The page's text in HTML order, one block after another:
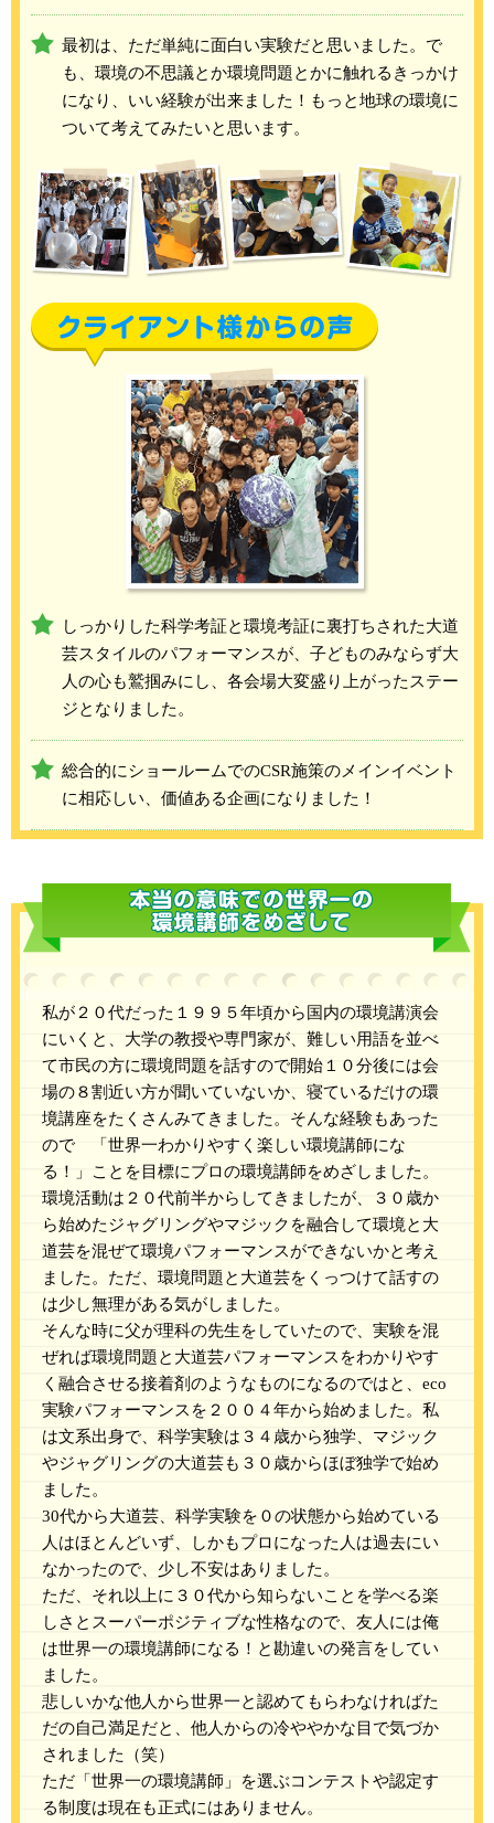
最初は、ただ単純に面白い実験だと思いました。で
も、環境の不思議とか環境問題とかに触れるきっかけ
になり、いい経験が出来ました！もっと地球の環境に
ついて考えてみたいと思います。
しっかりした科学考証と環境考証に裏打ちされた大道
芸スタイルのパフォーマンスが、子どものみならず大
人の心も鷲掴みにし、各会場大変盛り上がったステー
ジとなりました。
総合的にショールームでのCSR施策のメインイベント
に相応しい、価値ある企画になりました！
私が２０代だった１９９５年頃から国内の環境講演会
にいくと、大学の教授や専門家が、難しい用語を並べ
て市民の方に環境問題を話すので開始１０分後には会
場の８割近い方が聞いていないか、寝ているだけの環
境講座をたくさんみてきました。そんな経験もあった
ので 「世界一わかりやすく楽しい環境講師にな
る！」ことを目標にプロの環境講師をめざしました。
環境活動は２０代前半からしてきましたが、３０歳か
ら始めたジャグリングやマジックを融合して環境と大
道芸を混ぜて環境パフォーマンスができないかと考え
ました。ただ、環境問題と大道芸をくっつけて話すの
は少し無理がある気がしました。
そんな時に父が理科の先生をしていたので、実験を混
ぜれば環境問題と大道芸パフォーマンスをわかりやす
く融合させる接着剤のようなものになるのではと、eco
実験パフォーマンスを２００４年から始めました。私
は文系出身で、科学実験は３４歳から独学、マジック
やジャグリングの大道芸も３０歳からほぼ独学で始め
ました。
30代から大道芸、科学実験を０の状態から始めている
人はほとんどいず、しかもプロになった人は過去にい
なかったので、少し不安はありました。
ただ、それ以上に３０代から知らないことを学べる楽
しさとスーパーポジティブな性格なので、友人には俺
は世界一の環境講師になる！と勘違いの発言をしてい
ました。
悲しいかな他人から世界一と認めてもらわなければた
だの自己満足だと、他人からの冷ややかな目で気づか
されました（笑）
ただ「世界一の環境講師」を選ぶコンテストや認定す
る制度は現在も正式にはありません。